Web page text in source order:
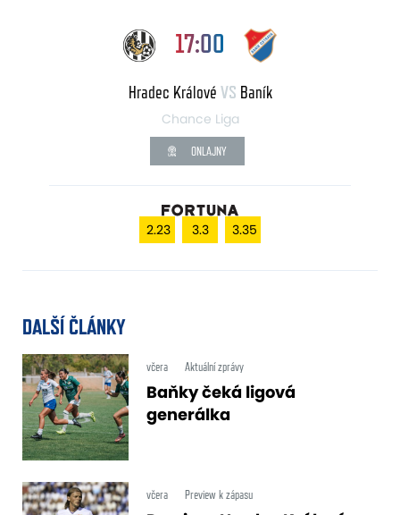
17:00
Hradec Králové VS Baník
Chance Liga
ONLAJNY
2.23 3.3 3.35
DALŠÍ ČLÁNKY
včera Aktuální zprávy
Baňky čeká ligová
generálka
včera Preview k zápasu